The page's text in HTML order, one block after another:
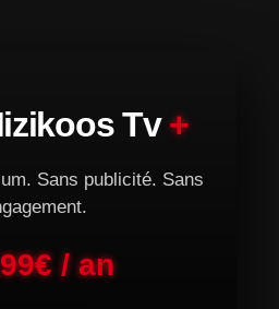
Tv+
Sans publicité. Sans
/ an